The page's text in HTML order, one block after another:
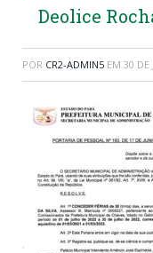
Deolice
POR CR2-ADMIN5 EM 30 DE